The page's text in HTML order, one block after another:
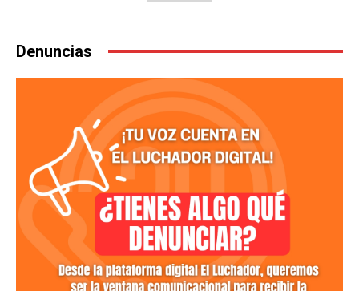
Denuncias